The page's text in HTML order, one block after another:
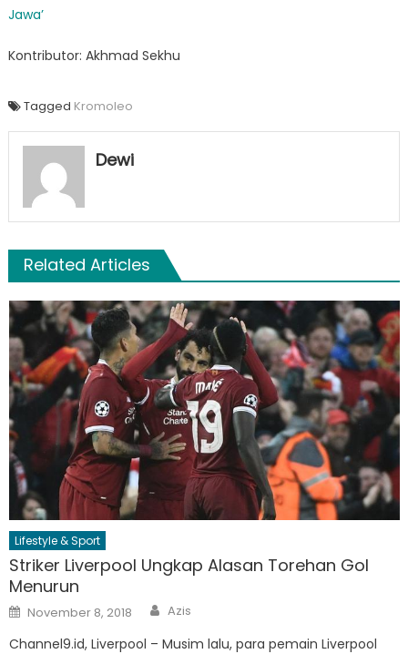
Jawa’
Kontributor: Akhmad Sekhu
Tagged Kromoleo
Dewi
Related Articles
Lifestyle & Sport
Striker Liverpool Ungkap Alasan Torehan Gol
Menurun
Posted
on
November 8, 2018 Author
Azis
Channel9.id, Liverpool – Musim lalu, para pemain Liverpool